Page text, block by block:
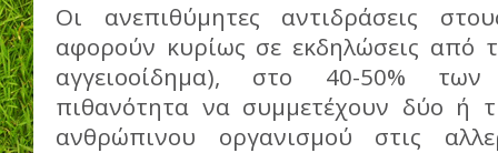
Οι ανεπιθύμητες αντιδράσεις
αφορούν κυρίως σε εκδηλώσεις από
αγγειοοίδημα), στο 40-50%
πιθανότητα να συμμετέχουν δύο ή
ανθρώπινου οργανισμού στις